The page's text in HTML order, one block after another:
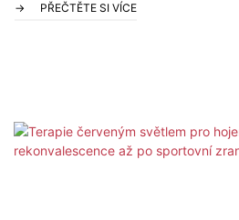
PŘEČTĚTE SI VÍCE